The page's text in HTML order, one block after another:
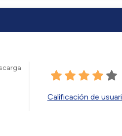
Calificación de